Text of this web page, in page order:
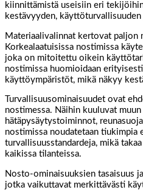
kiinnittämistä useisiin eri
kestävyyden,
Materiaalivalinnat kertovat paljon
Korkealaatuisissa nostimissa
joka on mitoitettu oikein
nostimissa huomioidaan
käyttöympäristöt, mikä näkyy
Turvallisuusominaisuudet ovat
nostimessa. Näihin kuuluvat
hätäpysäytystoiminnot,
nostimissa noudatetaan tiukimpia
turvallisuusstandardeja, mikä
kaikissa tilanteissa.
Nosto-ominaisuuksien tasaisuus
jotka vaikuttavat merkittävästi